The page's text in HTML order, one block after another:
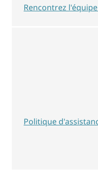
Rencontrez
Politique